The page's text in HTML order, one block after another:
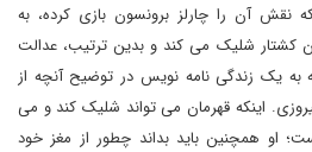
نقش آن را چارلز برونسون بازی کرده، به
کشتار شلیک می کند و بدین ترتیب، عدالت
به یک زندگی نامه نویس در توضیح آنچه از
اینکه قهرمان می تواند شلیک کند و می
او همچنین باید بداند چطور از مغز خود